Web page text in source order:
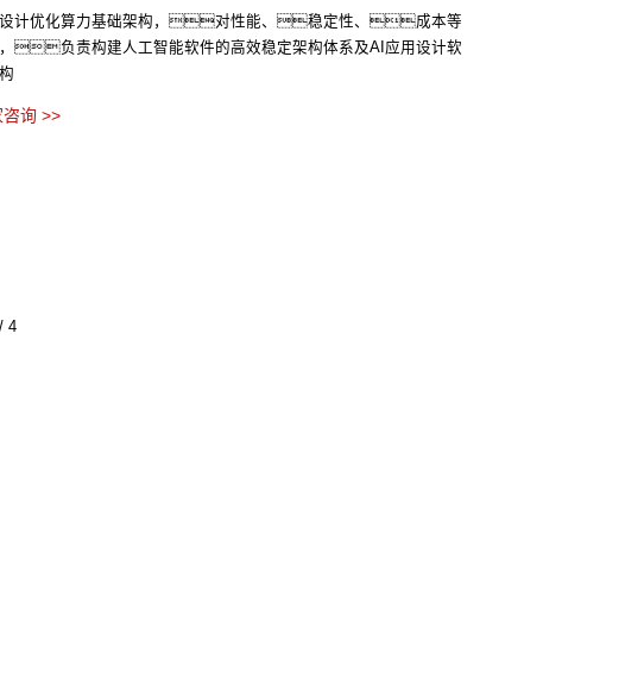
/ 4
设计优化算力基础架构，对性能、稳定性、成本等
负责构建人工智能软件的高效稳定架构体系及AI应用设计软
询 >>